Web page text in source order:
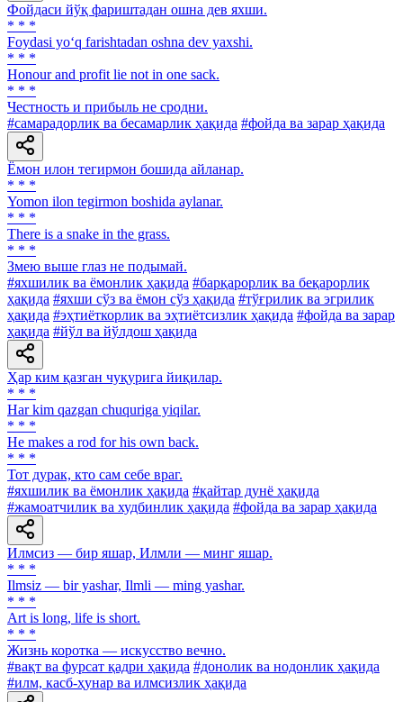
Фойдаси йўқ фариштадан ошна дев яхши.
* * *
Foydasi yo‘q farishtadan oshna dev yaxshi.
* * *
Honour and profit lie not in one sack.
* * *
Честность и прибыль не сродни.
#самарадорлик ва бесамарлик ҳақида #фойда ва зарар ҳақида
Ёмон илон тегирмон бошида айланар.
* * *
Yomon ilon tegirmon boshida aylanar.
* * *
There is a snake in the grass.
* * *
Змею выше глаз не подымай.
#яхшилик ва ёмонлик ҳақида #барқарорлик ва беқарорлик
ҳақида #яхши сўз ва ёмон сўз ҳақида #тўғрилик ва эгрилик
ҳақида #эҳтиёткорлик ва эҳтиётсизлик ҳақида #фойда ва зарар
ҳақида #йўл ва йўлдош ҳақида
Ҳар ким қазган чуқурига йиқилар.
* * *
Har kim qazgan chuquriga yiqilar.
* * *
He makes a rod for his own back.
* * *
Тот дурак, кто сам себе враг.
#яхшилик ва ёмонлик ҳақида #қайтар дунё ҳақида
#жамоатчилик ва худбинлик ҳақида #фойда ва зарар ҳақида
Илмсиз — бир яшар, Илмли — минг яшар.
* * *
Ilmsiz — bir yashar, Ilmli — ming yashar.
* * *
Art is long, life is short.
* * *
Жизнь коротка — искусство вечно.
#вақт ва фурсат қадри ҳақида #донолик ва нодонлик ҳақида
#илм, касб-ҳунар ва илмсизлик ҳақида